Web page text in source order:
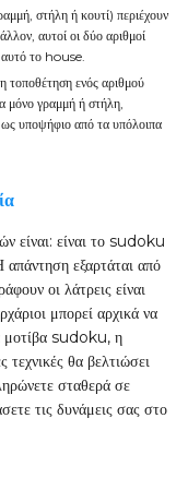
στήλη ή κουτί) περιέχουν
αυτοί οι δύο αριθμοί
αυτό το house.
τοποθέτηση ενός αριθμού
μόνο γραμμή ή στήλη,
ως υποψήφιο από τα υπόλοιπα
είναι: είναι το sudoku
εξαρτάται από
οι λάτρεις είναι
μπορεί αρχικά να
μοτίβα sudoku, η
θα βελτιώσει
σταθερά σε
τις δυνάμεις σας στο